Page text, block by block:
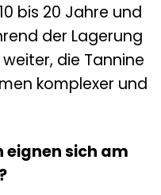
bis 20 Jahre und
der Lagerung
die Tannine
komplexer und
eignen sich am